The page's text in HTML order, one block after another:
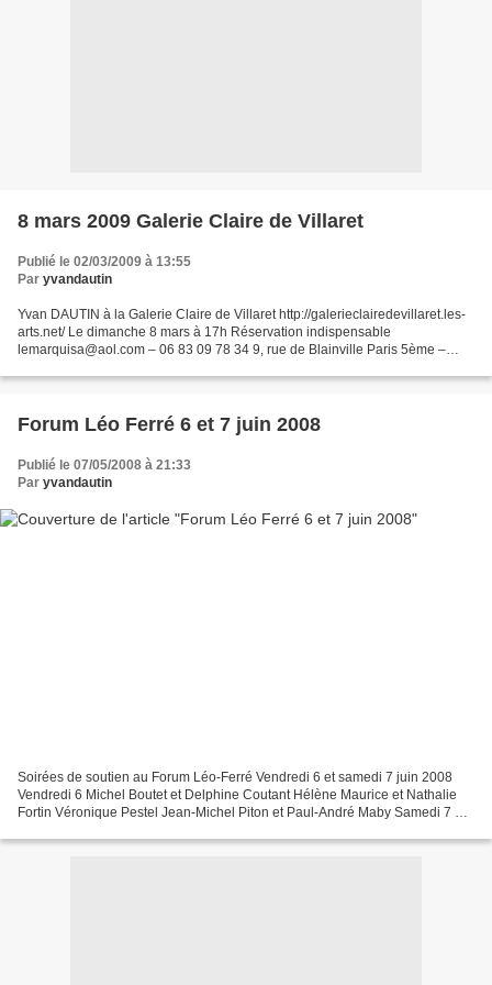
8 mars 2009 Galerie Claire de Villaret
Publié le 02/03/2009 à 13:55
Par yvandautin
Yvan DAUTIN à la Galerie Claire de Villaret http://galerieclairedevillaret.les-
arts.net/ Le dimanche 8 mars à 17h Réservation indispensable
lemarquisa@aol.com – 06 83 09 78 34 9, rue de Blainville Paris 5ème –
Forum Léo Ferré 6 et 7 juin 2008
Publié le 07/05/2008 à 21:33
Par yvandautin
Soirées de soutien au Forum Léo-Ferré Vendredi 6 et samedi 7 juin 2008
Vendredi 6 Michel Boutet et Delphine Coutant Hélène Maurice et Nathalie
Fortin Véronique Pestel Jean-Michel Piton et Paul-André Maby Samedi 7 Le